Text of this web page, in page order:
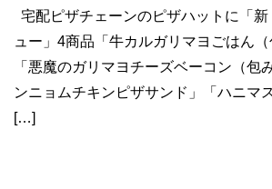
宅配ピザチェーンのピザハットに「
ュー」4商品「牛カルガリマヨごはん（
「悪魔のガリマヨチーズベーコン（包
ンニョムチキンピザサンド」「ハニマ
[…]